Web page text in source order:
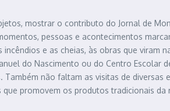
mostrar o contributo do Jornal de
pessoas e acontecimentos
e as cheias, às obras que viram
do Nascimento ou do Centro
não faltam as visitas de
promovem os produtos tradicionais